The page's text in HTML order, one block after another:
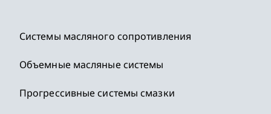
Системы масляного сопротивления
Объемные масляные системы
Прогрессивные системы смазки